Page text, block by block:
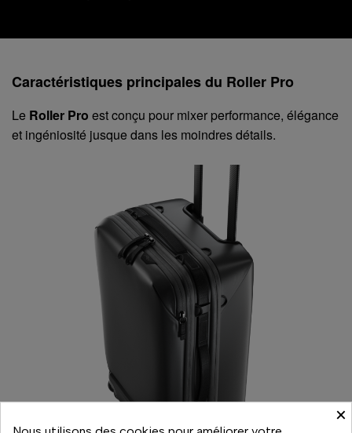
Caractéristiques principales du Roller Pro
Le Roller Pro est conçu pour mixer performance, élégance
et ingéniosité jusque dans les moindres détails.
×